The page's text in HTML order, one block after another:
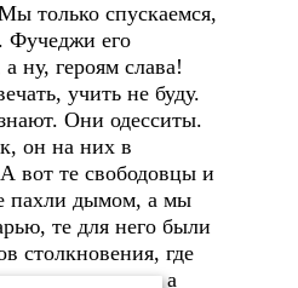
только спускаемся,
Фучеджи его
ну, героям слава!
учить не буду.
Они одесситы.
он на них в
вот те свободовцы и
пахли дымом, а мы
те для него были
столкновения, где
задерживают, а